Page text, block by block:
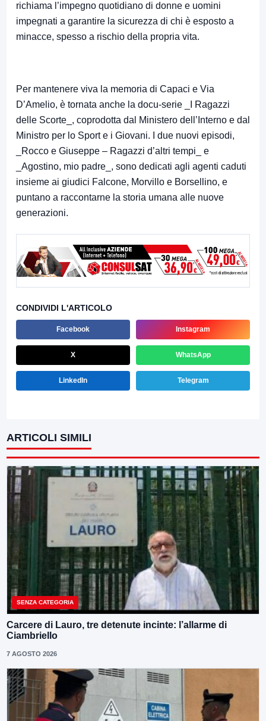
richiama l’impegno quotidiano di donne e uomini
impegnati a garantire la sicurezza di chi è esposto a
minacce, spesso a rischio della propria vita.
Per mantenere viva la memoria di Capaci e Via
D’Amelio, è tornata anche la docu-serie _I Ragazzi
delle Scorte_, coprodotta dal Ministero dell’Interno e dal
Ministro per lo Sport e i Giovani. I due nuovi episodi,
_Rocco e Giuseppe – Ragazzi d’altri tempi_ e
_Agostino, mio padre_, sono dedicati agli agenti caduti
insieme ai giudici Falcone, Morvillo e Borsellino, e
puntano a raccontarne la storia umana alle nuove
generazioni.
CONDIVIDI L'ARTICOLO
Facebook Instagram
X WhatsApp
LinkedIn Telegram
ARTICOLI SIMILI
SENZA CATEGORIA
Carcere di Lauro, tre detenute incinte: l’allarme di
Ciambriello
7 AGOSTO 2026